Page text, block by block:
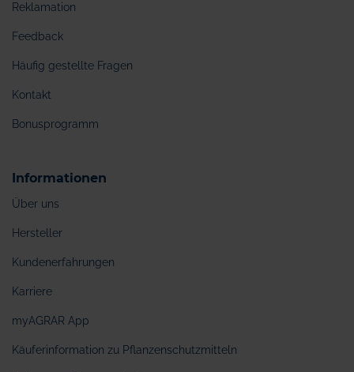
Reklamation
Feedback
Häufig gestellte Fragen
Kontakt
Bonusprogramm
Informationen
Über uns
Hersteller
Kundenerfahrungen
Karriere
myAGRAR App
Käuferinformation zu Pflanzenschutzmitteln